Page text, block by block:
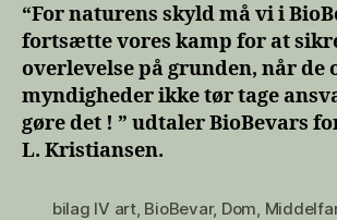
“For naturens skyld må vi i
fortsætte vores kamp for at
overlevelse på grunden, når de
myndigheder ikke tør tage
gøre det ! ” udtaler BioBevars
L. Kristiansen.
bilag IV art, BioBevar, Dom,